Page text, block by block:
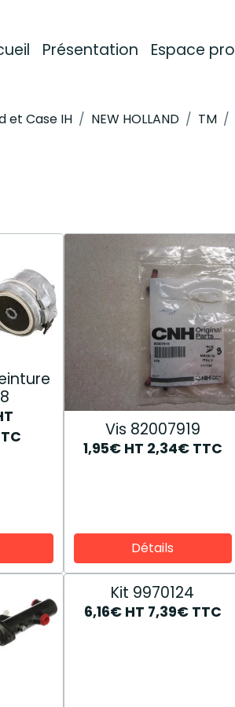
Présentation Espace pro
et Case IH NEW HOLLAND TM
Vis 82007919
1,95€ HT 2,34€ TTC
Détails
Kit 9970124
6,16€ HT 7,39€ TTC